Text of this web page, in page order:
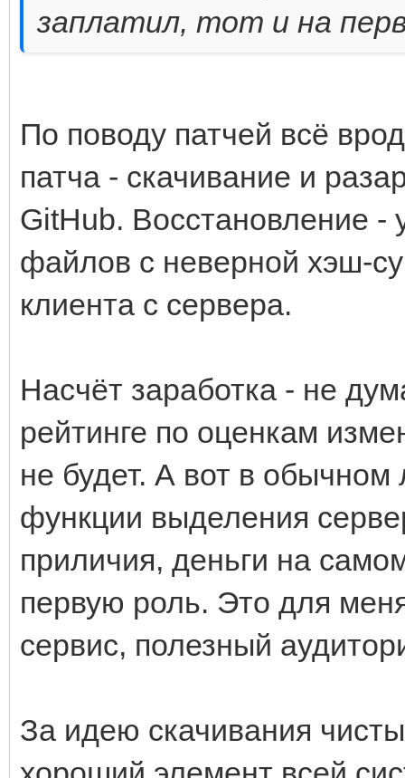
заплатил, тот и на
По поводу патчей всё
патча - скачивание и
GitHub. Восстановление -
файлов с неверной хэш-
клиента с сервера.
Насчёт заработка - не
рейтинге по оценкам
не будет. А вот в
функции выделения
приличия, деньги на
первую роль. Это для
сервис, полезный
За идею скачивания